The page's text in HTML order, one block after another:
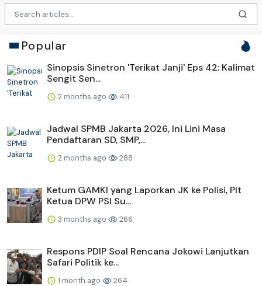
Popular
Sinopsis Sinetron 'Terikat Janji' Eps 42: Kalimat
Sengit Sen...
2 months ago 411
Jadwal SPMB Jakarta 2026, Ini Lini Masa
Pendaftaran SD, SMP,...
2 months ago 288
Ketum GAMKI yang Laporkan JK ke Polisi, Plt
Ketua DPW PSI Su...
3 months ago 266
Respons PDIP Soal Rencana Jokowi Lanjutkan
Safari Politik ke...
1 month ago 264